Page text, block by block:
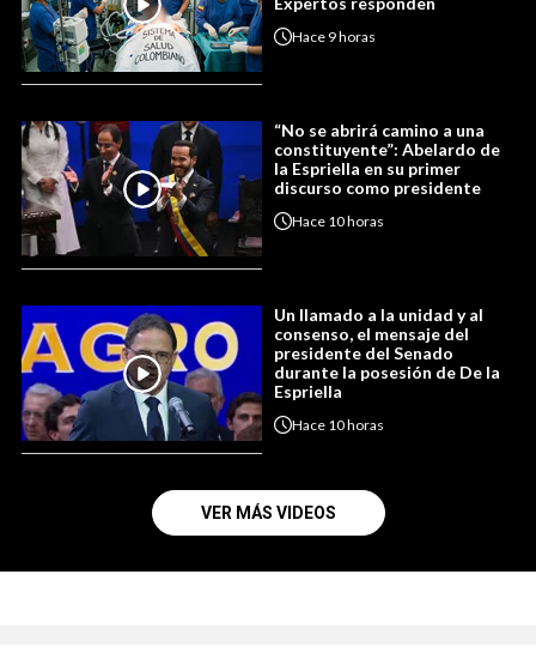
Hace 9 horas
“No se abrirá camino a una
constituyente”: Abelardo de
la Espriella en su primer
discurso como presidente
Hace 10 horas
Un llamado a la unidad y al
consenso, el mensaje del
presidente del Senado
durante la posesión de De la
Espriella
Hace 10 horas
VER MÁS VIDEOS